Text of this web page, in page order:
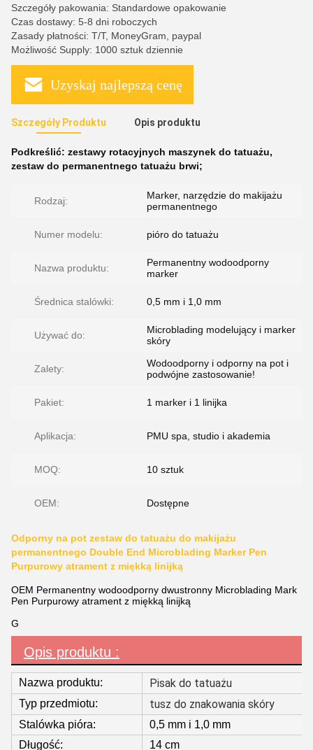
Szczegóły pakowania: Standardowe opakowanie
Czas dostawy: 5-8 dni roboczych
Zasady płatności: T/T, MoneyGram, paypal
Możliwość Supply: 1000 sztuk dziennie
Uzyskaj najlepszą cenę
Szczegóły Produktu Opis produktu
Podkreślić: zestawy rotacyjnych maszynek do tatuażu,
zestaw do permanentnego tatuażu brwi;
Rodzaj:
Marker, narzędzie do makijażu
permanentnego
Numer modelu: pióro do tatuażu
Nazwa produktu:
Permanentny wodoodporny
marker
Średnica stalówki: 0,5 mm i 1,0 mm
Używać do:
Microblading modelujący i marker
skóry
Zalety:
Wodoodporny i odporny na pot i
podwójne zastosowanie!
Pakiet: 1 marker i 1 linijka
Aplikacja: PMU spa, studio i akademia
MOQ: 10 sztuk
OEM: Dostępne
Odporny na pot zestaw do tatuażu do makijażu
permanentnego Double End Microblading Marker Pen
Purpurowy atrament z miękką linijką
OEM Permanentny wodoodporny dwustronny Microblading Mark
Pen Purpurowy atrament z miękką linijką
G
Opis produktu :
Nazwa produktu: Pisak do tatuażu
Typ przedmiotu: tusz do znakowania skóry
Stalówka pióra:
0,5 mm i 1,0 mm
Długość:
14 cm